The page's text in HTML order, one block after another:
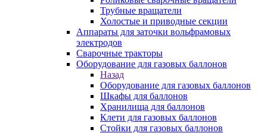
Трубные вращатели
Холостые и приводные секции
Аппараты для заточки вольфрамовых
электродов
Сварочные тракторы
Оборудование для газовых баллонов
Назад
Оборудование для газовых баллонов
Шкафы для баллонов
Хранилища для баллонов
Клети для газовых баллонов
Стойки для газовых баллонов